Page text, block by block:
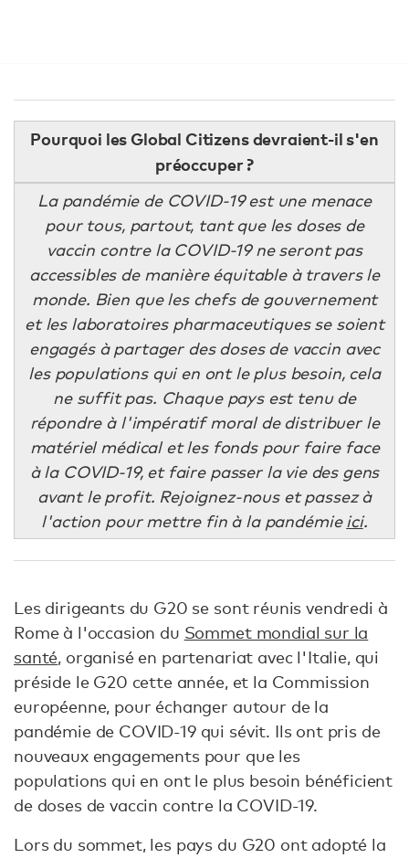
Pourquoi les Global Citizens devraient-il s'en
préoccuper ?
La pandémie de COVID-19 est une menace
pour tous, partout, tant que les doses de
vaccin contre la COVID-19 ne seront pas
accessibles de manière équitable à travers le
monde. Bien que les chefs de gouvernement
et les laboratoires pharmaceutiques se soient
engagés à partager des doses de vaccin avec
les populations qui en ont le plus besoin, cela
ne suffit pas. Chaque pays est tenu de
répondre à l'impératif moral de distribuer le
matériel médical et les fonds pour faire face
à la COVID-19, et faire passer la vie des gens
avant le profit. Rejoignez-nous et passez à
l'action pour mettre fin à la pandémie ici.
Les dirigeants du G20 se sont réunis vendredi à
Rome à l'occasion du Sommet mondial sur la
santé, organisé en partenariat avec l'Italie, qui
préside le G20 cette année, et la Commission
européenne, pour échanger autour de la
pandémie de COVID-19 qui sévit. Ils ont pris de
nouveaux engagements pour que les
populations qui en ont le plus besoin bénéficient
de doses de vaccin contre la COVID-19.
Lors du sommet, les pays du G20 ont adopté la